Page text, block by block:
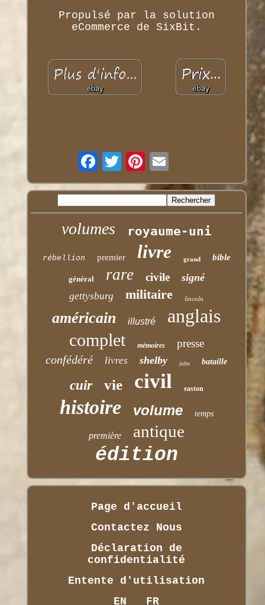
Propulsé par la solution
eCommerce de SixBit.
volumes royaume-uni
rébellion premier livre grand bible
général rare civile signé
gettysburg militaire lincoln
américain illustré anglais
complet mémoires presse
confédéré livres shelby john bataille
cuir vie civil easton
histoire volume temps
première antique
édition
Page d'accueil
Contactez Nous
Déclaration de
confidentialité
Entente d'utilisation
EN
FR